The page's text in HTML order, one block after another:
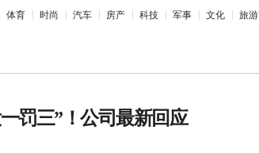
体育 时尚 汽车 房产 科技 军事 文化 旅游
罚三”！公司最新回应